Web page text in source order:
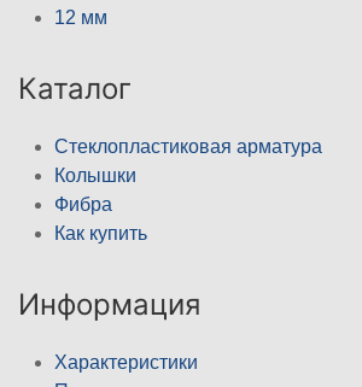
12 мм
Каталог
Стеклопластиковая арматура
Колышки
Фибра
Как купить
Информация
Характеристики